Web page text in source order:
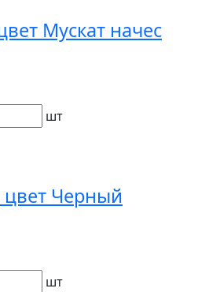
Мускат начес
шт
цвет Черный
шт